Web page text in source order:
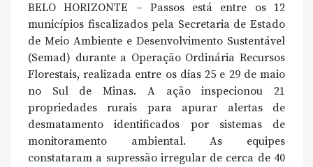
BELO HORIZONTE – Passos está entre os 12
municípios fiscalizados pela Secretaria de Estado
de Meio Ambiente e Desenvolvimento Sustentável
(Semad) durante a Operação Ordinária Recursos
Florestais, realizada entre os dias 25 e 29 de maio
no Sul de Minas. A ação inspecionou 21
propriedades rurais para apurar alertas de
desmatamento identificados por sistemas de
monitoramento ambiental. As equipes
constataram a supressão irregular de cerca de 40